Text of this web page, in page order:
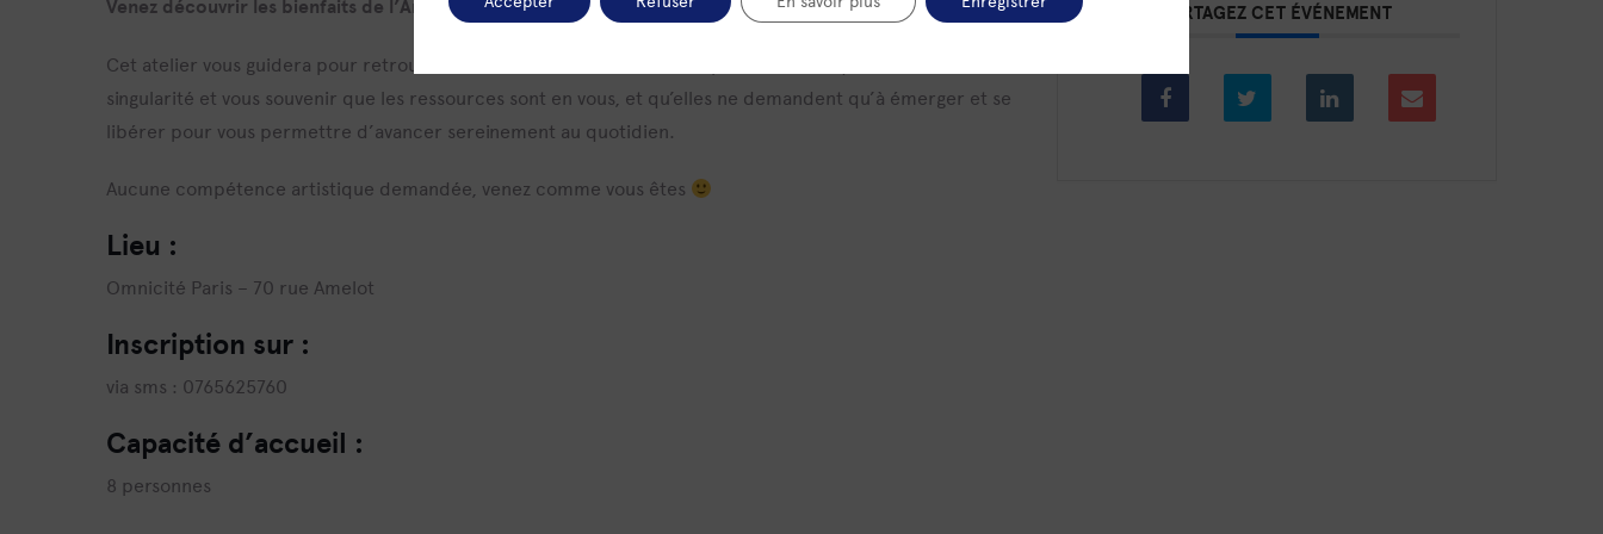
Venez découvrir les bienfaits de l’Art Thérapie à médiation Arts Plastiques
Cet atelier vous guidera pour retrouver de la lumière, laisser votre empreinte, reconquérir votre
singularité et vous souvenir que les ressources sont en vous, et qu’elles ne demandent qu’à émerger et se
libérer pour vous permettre d’avancer sereinement au quotidien.
Aucune compétence artistique demandée, venez comme vous êtes
Lieu :
Omnicité Paris – 70 rue Amelot
Inscription sur :
via sms : 0765625760
Capacité d’accueil :
8 personnes
PARTAGEZ CET ÉVÉNEMENT